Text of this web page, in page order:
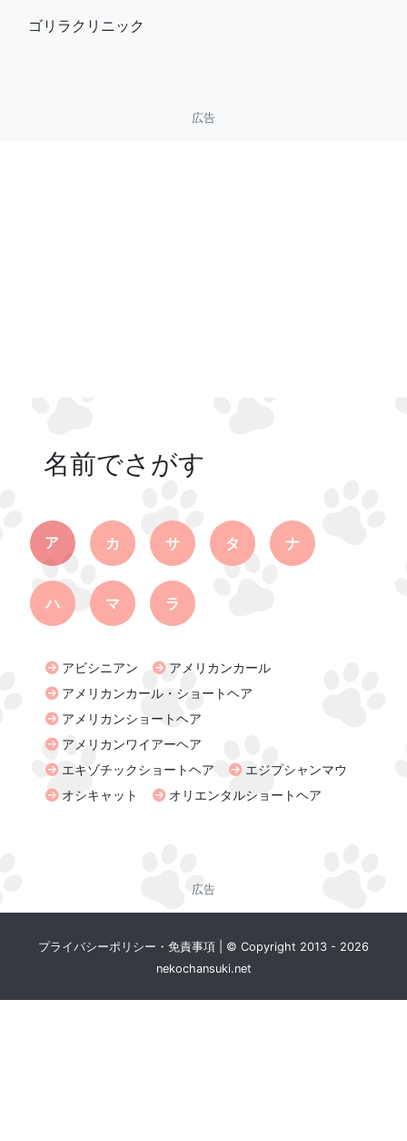
ゴリラクリニック
広告
名前でさがす
ア カ サ タ ナ
ハ マ ラ
アビシニアン
アメリカンカール
アメリカンカール・ショートヘア
アメリカンショートヘア
アメリカンワイアーヘア
エキゾチックショートヘア
エジプシャンマウ
オシキャット
オリエンタルショートヘア
広告
プライバシーポリシー・免責事項
© Copyright 2013 - 2026
nekochansuki.net